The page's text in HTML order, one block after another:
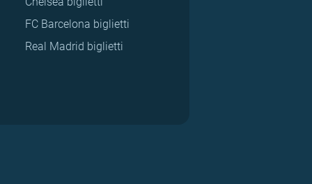
FC Barcelona biglietti
Real Madrid biglietti